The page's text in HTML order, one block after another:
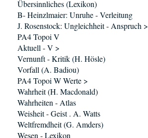
Übersinnliches (Lexikon)
B- Heinzlmaier: Unruhe - Verleitung
J. Rosenstock: Ungleichheit - Anspruch >
PA4 Topoi V
Aktuell - V >
Vernunft - Kritik (H. Hösle)
Vorfall (A. Badiou)
PA4 Topoi W Werte >
Wahrheit (H. Macdonald)
Wahrheiten - Atlas
Weisheit - Geist . A. Watts
Weltfremdheit (G. Amders)
Wesen - Lexikon